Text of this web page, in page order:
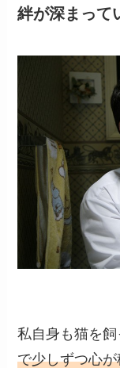
絆が深まって
私自身も猫を
で少しずつ心